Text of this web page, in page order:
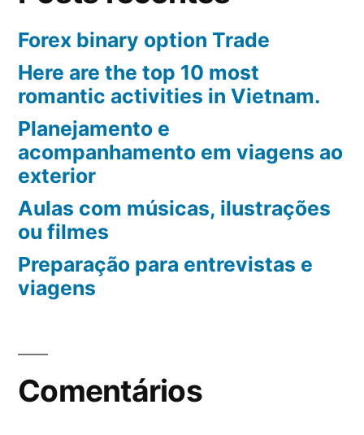
Forex binary option Trade
Here are the top 10 most
romantic activities in Vietnam.
Planejamento e
acompanhamento em viagens ao
exterior
Aulas com músicas, ilustrações
ou filmes
Preparação para entrevistas e
viagens
Comentários